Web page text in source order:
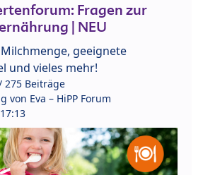
Fragen zur
| NEU
geeignete
und vieles mehr!
275 Beiträge
von Eva – HiPP Forum